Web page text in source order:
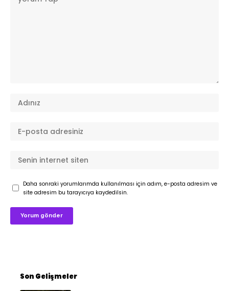
Daha sonraki yorumlarımda kullanılması için adım, e-posta adresim ve
site adresim bu tarayıcıya kaydedilsin.
Son Gelişmeler